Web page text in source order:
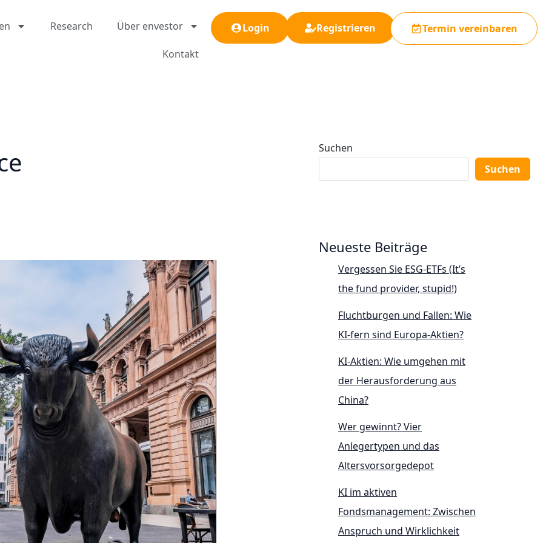
Research Über envestor
Kontakt
Login Registrieren Termin vereinbaren
Suchen
Suchen
Neueste Beiträge
Vergessen Sie ESG-ETFs (It’s
the fund provider, stupid!)
Fluchtburgen und Fallen: Wie
KI-fern sind Europa-Aktien?
KI-Aktien: Wie umgehen mit
der Herausforderung aus
China?
Wer gewinnt? Vier
Anlegertypen und das
Altersvorsorgedepot
KI im aktiven
Fondsmanagement: Zwischen
Anspruch und Wirklichkeit